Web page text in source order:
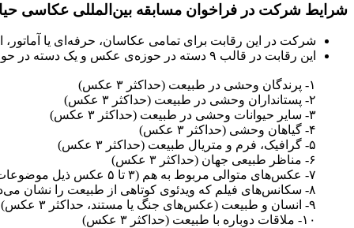
شرایط شرکت در فراخوان مسابقه بین‌المللی عکاسی حیات
شرکت در این رقابت برای تمامی عکاسان، حرفه‌ای یا
این رقابت در قالب ۹ دسته در حوزه‌ی عکس و یک دسته در حوزه‌ی ویدئو برگزار می‌شود:
۱- پرندگان وحشی در طبیعت (حداکثر ۳ عکس)
۲- پستانداران وحشی در طبیعت (حداکثر ۳ عکس)
۳- سایر حیوانات وحشی در طبیعت (حداکثر ۳ عکس)
۴- گیاهان وحشی (حداکثر ۳ عکس)
۵- گرافیک، فرم و متریال طبیعت (حداکثر ۳ عکس)
۶- مناظر طبیعی جهان (حداکثر ۳ عکس)
۷- عکس‌های متوالی مربوط به هم (۳ تا ۵ عکس ذیل موضوعات قبلی)
۸- سکانس‌های فیلم که ویدئوی کوتاهی از طبیعت را نشان می‌دهد.
۹- انسان و طبیعت (عکس‌های جنگ یا مستند، حداکثر ۳ عکس)
۱۰- ملاقات دوباره با طبیعت (حداکثر ۳ عکس)